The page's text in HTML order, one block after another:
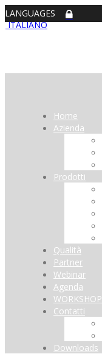
LANGUAGES
ITALIANO
Home
Azienda
Prodotti
Qualità
Partner
Webinar
Agenda
WORKSHOP
Contatti
Downloads